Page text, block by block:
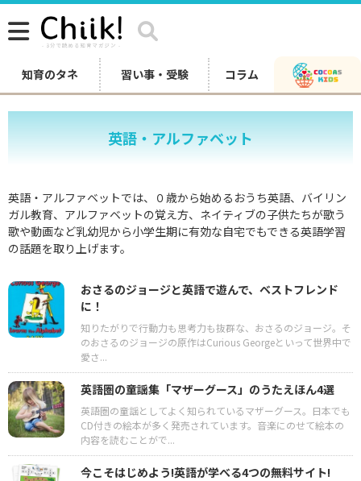
知育のタネ 習い事・受験 コラム
英語・アルファベット
英語・アルファベットでは、０歳から始めるおうち英語、バイリン
ガル教育、アルファベットの覚え方、ネイティブの子供たちが歌う
歌や動画など乳幼児から小学生期に有効な自宅でもできる英語学習
の話題を取り上げます。
おさるのジョージと英語で遊んで、ベストフレンド
に！
知りたがりで行動力も思考力も抜群な、おさるのジョージ。そ
のおさるのジョージの原作はCurious Georgeといって世界中で
愛さ...
英語圏の童謡集「マザーグース」のうたえほん4選
英語圏の童謡としてよく知られているマザーグース。日本でも
CD付きの絵本が多く発売されています。音楽にのせて絵本の
内容を読むことがで...
今こそはじめよう!英語が学べる4つの無料サイト!